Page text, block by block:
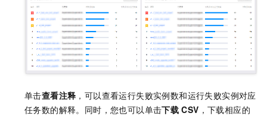
单击查看注释 ，可以查看运行失败实例数和运行失败实例对应
任务数的解释。同时，您也可以单击下载 CSV ，下载相应的